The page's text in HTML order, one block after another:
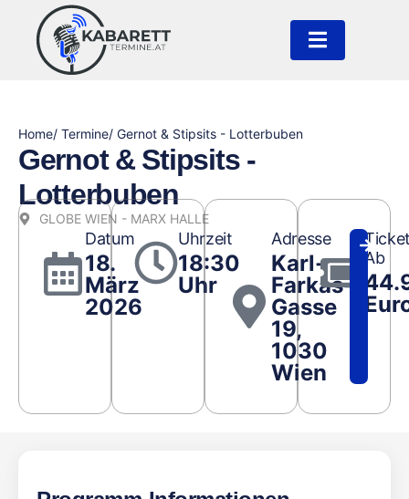
Home/ Termine/ Gernot & Stipsits - Lotterbuben
Gernot & Stipsits -
Lotterbuben
GLOBE WIEN - MARX HALLE
Datum
18.
März
2026
Uhrzeit
18:30
Uhr
Adresse
Karl-
Farkas-
Gasse
19,
1030
Wien
Ab